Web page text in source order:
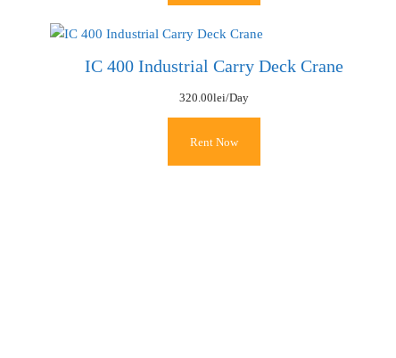
IC 400 Industrial Carry Deck Crane
320.00lei/Day
Rent Now